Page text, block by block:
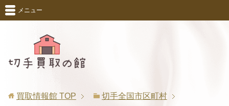
メニュー
買取情報館 TOP 切手全国市区町村